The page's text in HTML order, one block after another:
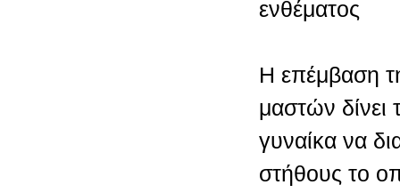
ενθέματος
Η επέμβαση
μαστών δίνει
γυναίκα να
στήθους το